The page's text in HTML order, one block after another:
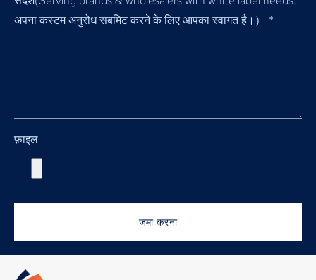
अपना कस्टम अनुरोध सबमिट करने के लिए आपका स्वागत है।）
*
फ़ाइल
जमा करना